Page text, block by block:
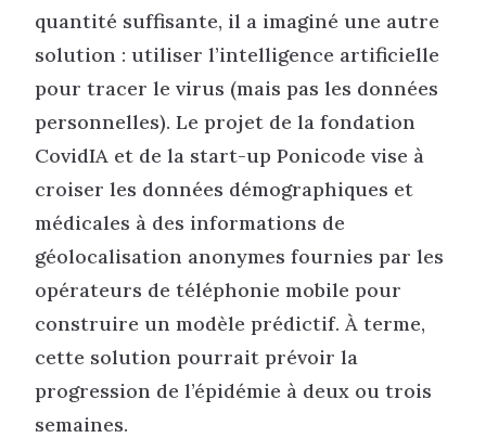
quantité suffisante, il a imaginé une autre
solution : utiliser l’intelligence artificielle
pour tracer le virus (mais pas les données
personnelles). Le projet de la fondation
CovidIA et de la start-up Ponicode vise à
croiser les données démographiques et
médicales à des informations de
géolocalisation anonymes fournies par les
opérateurs de téléphonie mobile pour
construire un modèle prédictif. À terme,
cette solution pourrait prévoir la
progression de l’épidémie à deux ou trois
semaines.